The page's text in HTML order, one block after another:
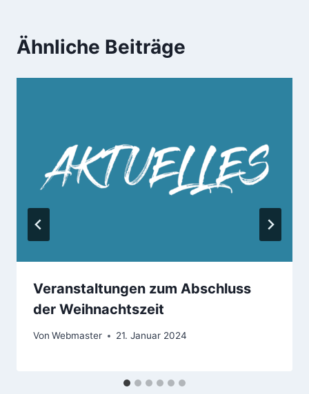
Ähnliche Beiträge
Veranstaltungen zum Abschluss
der Weihnachtszeit
Von Webmaster 21. Januar 2024